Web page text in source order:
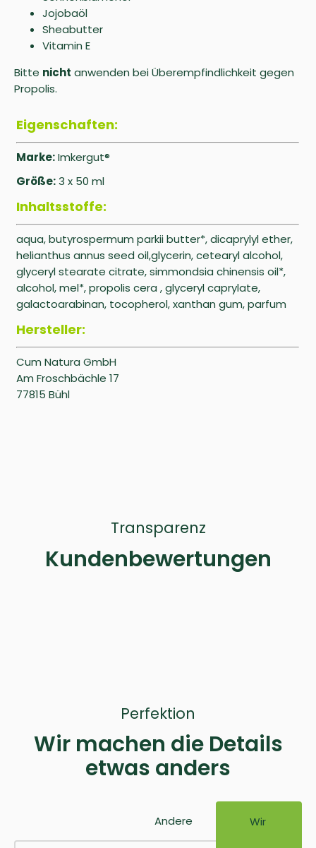
Jojobaöl
Sheabutter
Vitamin E
Bitte nicht anwenden bei Überempfindlichkeit gegen
Propolis.
Eigenschaften:
Marke:Imkergut®
Größe:3 x 50 ml
Inhaltsstoffe:
aqua, butyrospermum parkii butter*, dicaprylyl ether,
helianthus annus seed oil,glycerin, cetearyl alcohol,
glyceryl stearate citrate, simmondsia chinensis oil*,
alcohol, mel*, propolis cera , glyceryl caprylate,
galactoarabinan, tocopherol, xanthan gum, parfum
Hersteller:
Cum Natura GmbH
Am Froschbächle 17
77815 Bühl
Transparenz
Kundenbewertungen
Perfektion
Wir machen die Details
etwas anders
Andere Wir